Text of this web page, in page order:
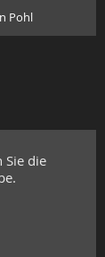
Pohl
Sie die